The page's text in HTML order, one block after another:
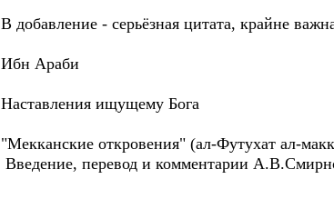
В добавление - серьёзная цитата, крайне
Ибн Араби
Наставления ищущему Бога
"Мекканские откровения" (ал-Футухат ал-
Введение, перевод и комментарии